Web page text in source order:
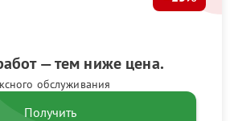
— тем ниже цена.
обслуживания
Получить